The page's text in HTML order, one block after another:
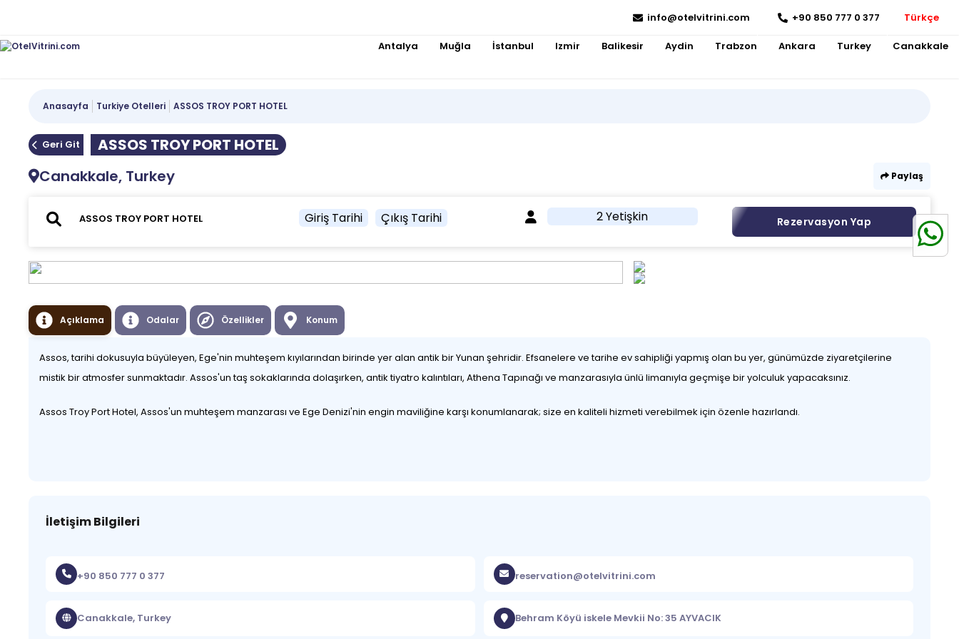
info@otelvitrini.com +90 850 777 0 377 Türkçe
Antalya Muğla İstanbul Izmir Balikesir Aydin Trabzon Ankara Turkey Canakkale
Anasayfa Turkiye Otelleri ASSOS TROY PORT HOTEL
Geri Git
ASSOS TROY PORT HOTEL
Canakkale, Turkey
Paylaş
Giriş Tarihi Çıkış Tarihi 2 Yetişkin Rezervasyon Yap
Açıklama Odalar Özellikler Konum
Assos, tarihi dokusuyla büyüleyen, Ege'nin muhteşem kıyılarından birinde yer alan antik bir Yunan şehridir. Efsanelere ve tarihe ev sahipliği yapmış olan bu yer, günümüzde ziyaretçilerine
mistik bir atmosfer sunmaktadır. Assos'un taş sokaklarında dolaşırken, antik tiyatro kalıntıları, Athena Tapınağı ve manzarasıyla ünlü limanıyla geçmişe bir yolculuk yapacaksınız.
Assos Troy Port Hotel, Assos'un muhteşem manzarası ve Ege Denizi'nin engin maviliğine karşı konumlanarak; size en kaliteli hizmeti verebilmek için özenle hazırlandı.
İletişim Bilgileri
+90 850 777 0 377 reservation@otelvitrini.com
Canakkale, Turkey Behram Köyü iskele Mevkii No: 35 AYVACIK